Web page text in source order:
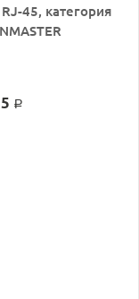
45, категория
Р